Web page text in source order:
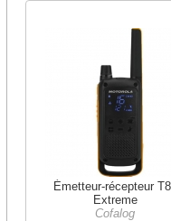
Émetteur-récepteur
Extreme
Cofalog